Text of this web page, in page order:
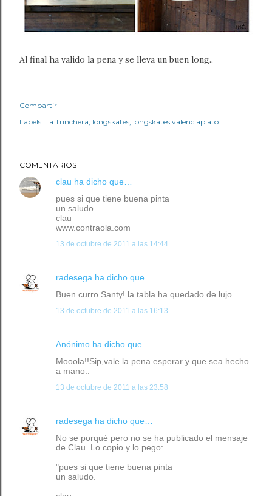
Al final ha valido la pena y se lleva un buen long..
Compartir
Labels: La Trinchera longskates longskates valenciaplato
COMENTARIOS
clau ha dicho que…
pues si que tiene buena pinta
un saludo
clau
www.contraola.com
13 de octubre de 2011 a las 14:44
radesega ha dicho que…
Buen curro Santy! la tabla ha quedado de lujo.
13 de octubre de 2011 a las 16:13
Anónimo ha dicho que…
Mooola!!Sip,vale la pena esperar y que sea hecho
a mano..
13 de octubre de 2011 a las 23:58
radesega ha dicho que…
No se porqué pero no se ha publicado el mensaje
de Clau. Lo copio y lo pego:
"pues si que tiene buena pinta
un saludo.